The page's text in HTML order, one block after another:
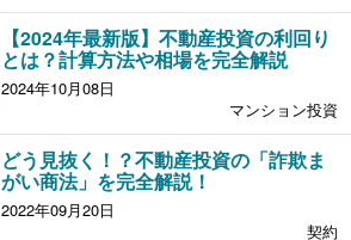
【2024年最新版】不動産投資の利回り
とは？計算方法や相場を完全解説
2024年10月08日
マンション投資
どう見抜く！？不動産投資の「詐欺ま
がい商法」を完全解説！
2022年09月20日
契約